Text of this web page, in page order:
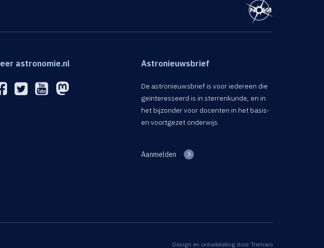
astronomie.nl Astronieuwsbrief
De astronieuwsbrief is voor iedereen die
geïnteresseerd is in sterrenkunde, en in
het bijzonder voor docenten in het basis-
en voortgezet onderwijs.
Aanmelden
Design en ontwikkeling door Tremani